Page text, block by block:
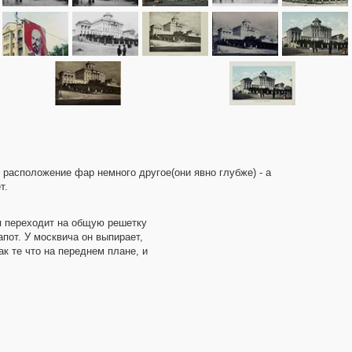
фар немного другое(они явно глубже) - а
переходит на общую решетку
У москвича он выпирает,
те что на переднем плане, и